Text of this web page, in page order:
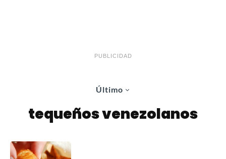
PUBLICIDAD
Último
tequeños venezolanos